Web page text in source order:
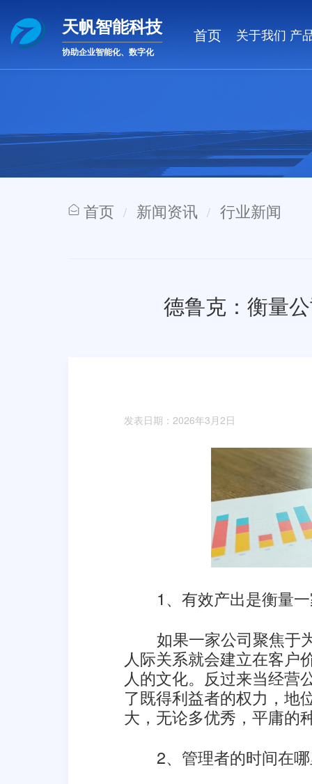
天帆智能科技
协助企业智能化、数字化
首页 关于我们 产
首页 新闻资讯 行业新闻
德鲁克：衡量
发表日期：2026年3月2日
1、有效产出是衡量
如果一家公司聚焦于
人际关系就会建立在客户
人的文化。反过来当经营
了既得利益者的权力，地
大，无论多优秀，平庸的
2、管理者的时间在